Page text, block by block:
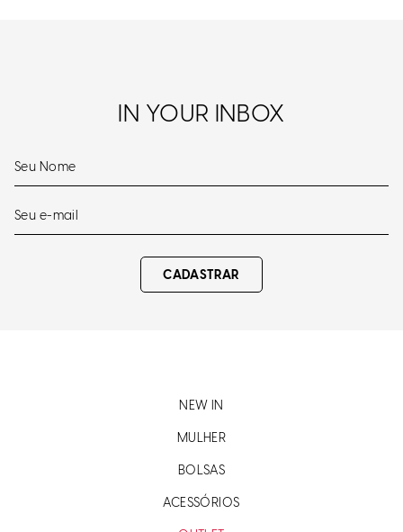
IN YOUR INBOX
CADASTRAR
NEW IN
MULHER
BOLSAS
ACESSÓRIOS